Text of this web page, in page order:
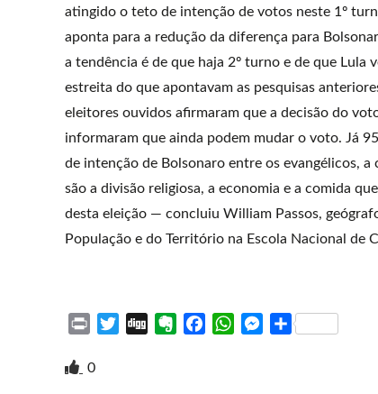
atingido o teto de intenção de votos neste 1º
aponta para a redução da diferença para
a tendência é de que haja 2º turno e de que Lula
estreita do que apontavam as pesquisas
eleitores ouvidos afirmaram que a decisão do
informaram que ainda podem mudar o voto. Já
de intenção de Bolsonaro entre os evangélicos,
são a divisão religiosa, a economia e a comida
desta eleição — concluiu William Passos,
População e do Território na Escola Nacional de
i
W
M
S
0